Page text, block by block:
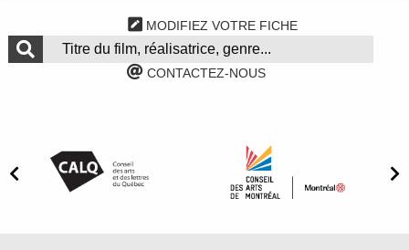
MODIFIEZ VOTRE FICHE
CONTACTEZ-NOUS